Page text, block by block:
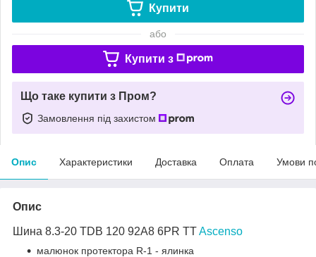
Купити
або
Купити з
Що таке купити з Пром?
Замовлення під захистом
Опис Характеристики Доставка Оплата Умови
Опис
Шина 8.3-20 TDB 120 92A8 6PR TTAscenso
малюнок протектора R-1 - ялинка